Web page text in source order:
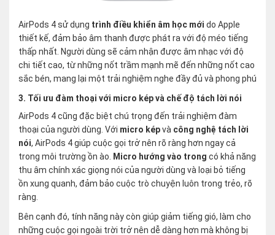
AirPods 4 sử dụng trình điều khiển âm học mới do Apple
thiết kế, đảm bảo âm thanh được phát ra với độ méo tiếng
thấp nhất. Người dùng sẽ cảm nhận được âm nhạc với độ
chi tiết cao, từ những nốt trầm mạnh mẽ đến những nốt cao
sắc bén, mang lại một trải nghiệm nghe đầy đủ và phong phú​
3. Tối ưu đàm thoại với micro kép và chế độ tách lời nói
AirPods 4 cũng đặc biệt chú trọng đến trải nghiệm đàm
thoại của người dùng. Với micro képvà công nghệ tách lời
nói, AirPods 4 giúp cuộc gọi trở nên rõ ràng hơn ngay cả
trong môi trường ồn ào.
Micro hướng vào trong có khả năng
thu âm chính xác giọng nói của người dùng và loại bỏ tiếng
ồn xung quanh, đảm bảo cuộc trò chuyện luôn trong trẻo, rõ
ràng.
Bên cạnh đó, tính năng này còn giúp giảm tiếng gió, làm cho
những cuộc gọi ngoài trời trở nên dễ dàng hơn mà không bị